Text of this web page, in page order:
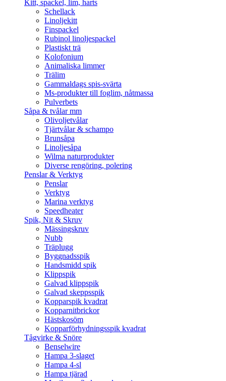
Kitt, spackel, lim, harts
Schellack
Linoljekitt
Finspackel
Rubinol linoljespackel
Plastiskt trä
Kolofonium
Animaliska limmer
Trälim
Gammaldags spis-svärta
Ms-produkter till foglim, nåtmassa
Pulverbets
Såpa & tvålar mm
Olivoljetvålar
Tjärtvålar & schampo
Brunsåpa
Linoljesåpa
Wilma naturprodukter
Diverse rengöring, polering
Penslar & Verktyg
Penslar
Verktyg
Marina verktyg
Speedheater
Spik, Nit & Skruv
Mässingskruv
Nubb
Träplugg
Byggnadsspik
Handsmidd spik
Klippspik
Galvad klippspik
Galvad skeppsspik
Kopparspik kvadrat
Kopparnitbrickor
Hästskosöm
Kopparförhydningsspik kvadrat
Tågvirke & Snöre
Benselwire
Hampa 3-slaget
Hampa 4-sl
Hampa tjärad